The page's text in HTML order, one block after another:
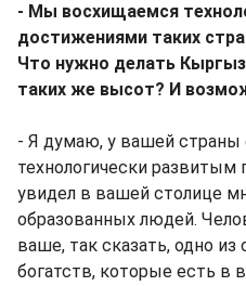
- Мы восхищаемся
достижениями таких
Что нужно делать
таких же высот? И
- Я думаю, у вашей страны
технологически
увидел в вашей столице
образованных людей.
ваше, так сказать, одно
богатств, которые есть в